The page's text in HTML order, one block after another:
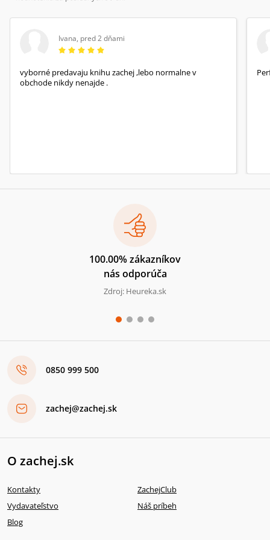
Ivana, pred 2 dňami
vyborné predavaju knihu zachej ,lebo normalne v
obchode nikdy nenajde .
100.00% zákazníkov
nás odporúča
Zdroj: Heureka.sk
0850 999 500
zachej@zachej.sk
O zachej.sk
Kontakty
ZachejClub
Vydavateľstvo
Náš príbeh
Blog